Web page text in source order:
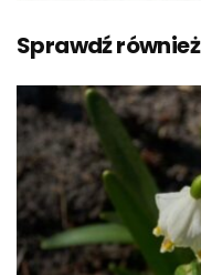
Sprawdź również